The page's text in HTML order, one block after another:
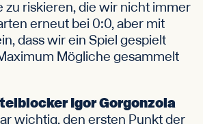
zu riskieren, die wir nicht immer
erneut bei 0:0, aber mit
dass wir ein Spiel gespielt
Mögliche gesammelt
Igor Gorgonzola